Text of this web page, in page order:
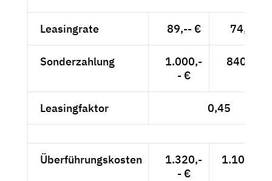
Leasingrate 89,-- € 74,79 €
Sonderzahlung
1.000,-
- €
840,34 €
Leasingfaktor 0,45
Überführungskosten
1.320,-
- €
1.109,24